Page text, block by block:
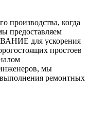
производства, когда
предоставляем
для ускорения
простоев
мы
ремонтных